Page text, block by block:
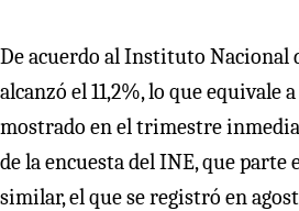
De acuerdo al Instituto Nacional
alcanzó el 11,2%, lo que equivale
mostrado en el trimestre
de la encuesta del INE, que
similar, el que se registró en